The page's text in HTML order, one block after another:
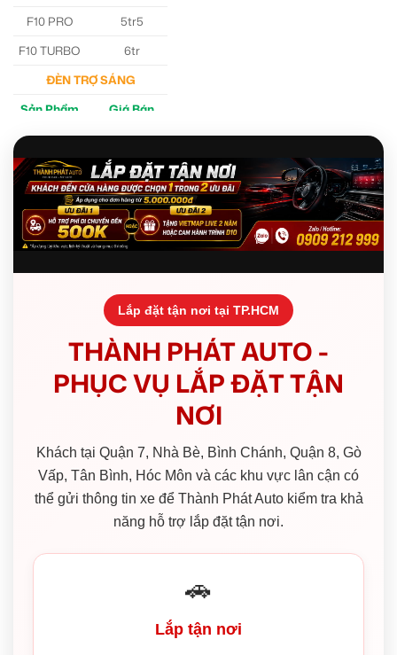
F10 PRO
5tr5
F10 TURBO
6tr
ĐÈN TRỢ SÁNG
Sản Phẩm
Giá Bán
M30 Ultra
4tr5
Aozoom EX3
5tr
Lắp đặt tận nơi tại TP.HCM
THÀNH PHÁT AUTO -
PHỤC VỤ LẮP ĐẶT TẬN
NƠI
Khách tại Quận 7, Nhà Bè, Bình Chánh, Quận 8, Gò
Vấp, Tân Bình, Hóc Môn và các khu vực lân cận có
thể gửi thông tin xe để Thành Phát Auto kiểm tra khả
năng hỗ trợ lắp đặt tận nơi.
🚗
Lắp tận nơi